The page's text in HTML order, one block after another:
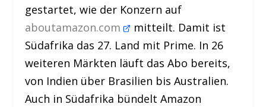
gestartet, wie der Konzern auf
aboutamazon.com
mitteilt. Damit ist
Südafrika das 27. Land mit Prime. In 26
weiteren Märkten läuft das Abo bereits,
von Indien über Brasilien bis Australien.
Auch in Südafrika bündelt Amazon